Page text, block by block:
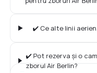
✔️ Ce alte linii
✔️ Pot rezerva și o
zborul Air Berlin?